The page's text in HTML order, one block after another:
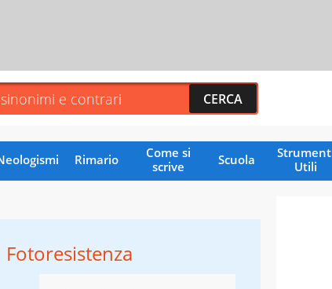
Rimario
Come si
scrive
Scuola
Utili
Fotoresistenza